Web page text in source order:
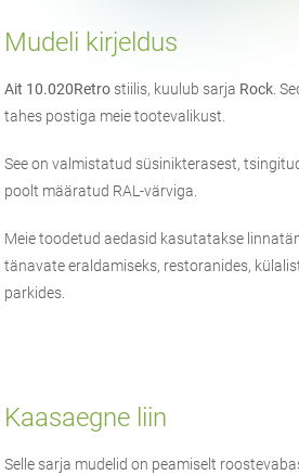
Mudeli kirjeldus
Ait 10.020Retro stiilis, kuulub sarja Rock.
tahes postiga meie tootevalikust.
See on valmistatud süsinikterasest,
poolt määratud RAL-värviga.
Meie toodetud aedasid kasutatakse
tänavate eraldamiseks, restoranides,
parkides.
Kaasaegne liin
Selle sarja mudelid on peamiselt